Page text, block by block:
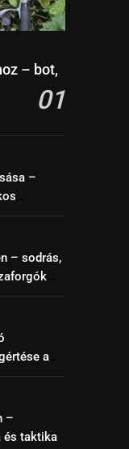
– bot,
01
–
– sodrás,
a
–
és taktika